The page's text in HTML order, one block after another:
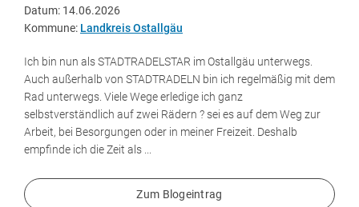
Datum: 14.06.2026
Kommune: Landkreis Ostallgäu
Ich bin nun als STADTRADELSTAR im Ostallgäu unterwegs.
Auch außerhalb von STADTRADELN bin ich regelmäßig mit dem
Rad unterwegs. Viele Wege erledige ich ganz
selbstverständlich auf zwei Rädern ? sei es auf dem Weg zur
Arbeit, bei Besorgungen oder in meiner Freizeit. Deshalb
empfinde ich die Zeit als ...
Zum Blogeintrag